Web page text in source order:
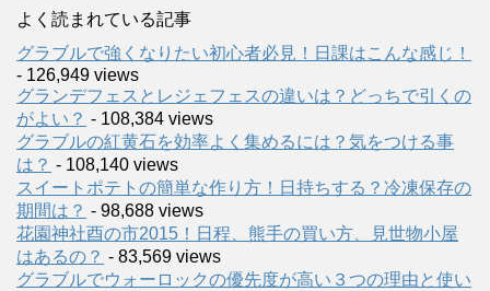
よく読まれている記事
グラブルで強くなりたい初心者必見！日課はこんな感じ！
- 126,949 views
グランデフェスとレジェフェスの違いは？どっちで引くの
がよい？ - 108,384 views
グラブルの紅黄石を効率よく集めるには？気をつける事
は？ - 108,140 views
スイートポテトの簡単な作り方！日持ちする？冷凍保存の
期間は？ - 98,688 views
花園神社酉の市2015！日程、熊手の買い方、見世物小屋
はあるの？ - 83,569 views
グラブルでウォーロックの優先度が高い３つの理由と使い